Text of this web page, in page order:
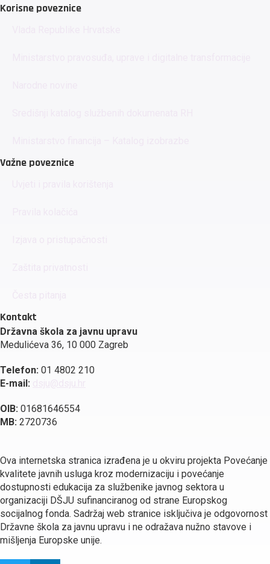
Korisne poveznice
Važne poveznice
Kontakt
Državna škola za javnu upravu
Medulićeva 36, 10 000 Zagreb
Telefon: 01 4802 210
E-mail:
OIB: 01681646554
MB: 2720736
Ova internetska stranica izrađena je u okviru projekta Povećanje
kvalitete javnih usluga kroz modernizaciju i povećanje
dostupnosti edukacija za službenike javnog sektora u
organizaciji DŠJU sufinanciranog od strane Europskog
socijalnog fonda. Sadržaj web stranice isključiva je odgovornost
Državne škola za javnu upravu i ne odražava nužno stavove i
mišljenja Europske unije.